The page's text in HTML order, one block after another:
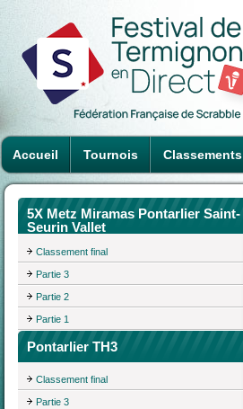
Accueil Tournois Classements
5X Metz Miramas Pontarlier Saint-
Seurin Vallet
Classement final
Partie 3
Partie 2
Partie 1
Pontarlier TH3
Classement final
Partie 3